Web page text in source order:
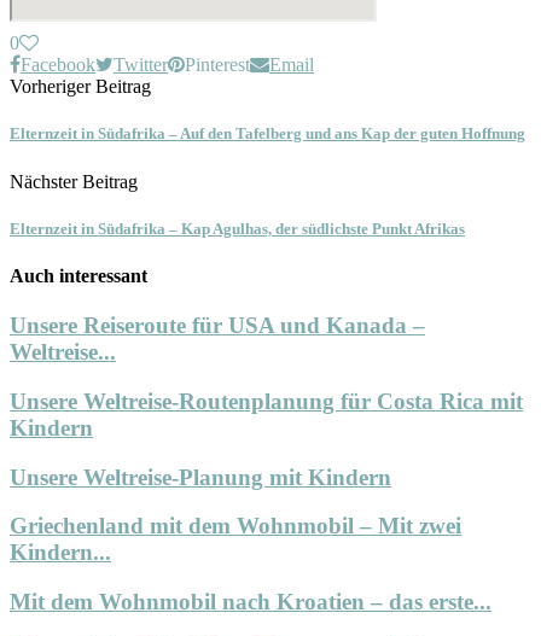
0
Facebook
Twitter Pinterest
Email
Vorheriger Beitrag
Elternzeit in Südafrika – Auf den Tafelberg und ans Kap der guten Hoffnung
Nächster Beitrag
Elternzeit in Südafrika – Kap Agulhas, der südlichste Punkt Afrikas
Auch interessant
Unsere Reiseroute für USA und Kanada –
Weltreise...
Unsere Weltreise-Routenplanung für Costa Rica mit
Kindern
Unsere Weltreise-Planung mit Kindern
Griechenland mit dem Wohnmobil – Mit zwei
Kindern...
Mit dem Wohnmobil nach Kroatien – das erste...